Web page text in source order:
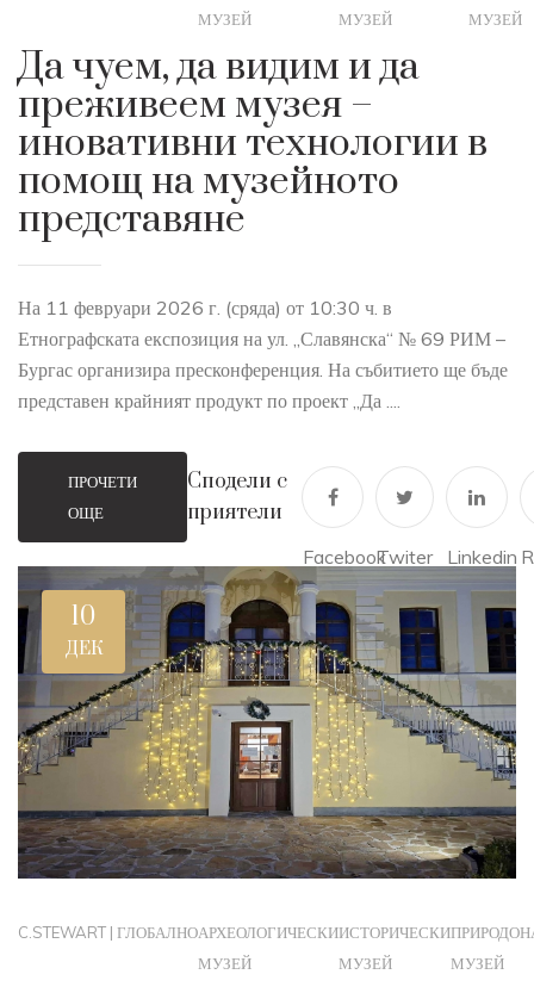
МУЗЕЙ
МУЗЕЙ
МУЗЕЙ
Да чуем, да видим и да
преживеем музея –
иновативни технологии в
помощ на музейното
представяне
На 11 февруари 2026 г. (сряда) от 10:30 ч. в
Етнографската експозиция на ул. „Славянска“ № 69 РИМ –
Бургас организира пресконференция. На събитието ще бъде
представен крайният продукт по проект „Да ....
ПРОЧЕТИ
ОЩЕ
Сподели с
приятели
FacebookTwiter Linkedin
10
ДЕК
C.STEWART | ГЛОБАЛНОАРХЕОЛОГИЧЕСКИ
МУЗЕЙ
ИСТОРИЧЕСКИ
МУЗЕЙ
МУЗЕЙ